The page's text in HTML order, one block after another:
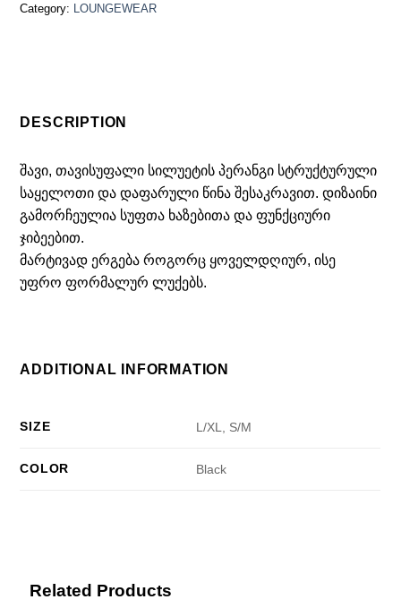
Category: LOUNGEWEAR
DESCRIPTION
შავი, თავისუფალი სილუეტის პერანგი სტრუქტურული
საყელოთი და დაფარული წინა შესაკრავით. დიზაინი
გამორჩეულია სუფთა ხაზებითა და ფუნქციური
ჯიბეებით.
მარტივად ერგება როგორც ყოველდღიურ, ისე
უფრო ფორმალურ ლუქებს.
ADDITIONAL INFORMATION
SIZE L/XL, S/M
COLOR Black
Related Products